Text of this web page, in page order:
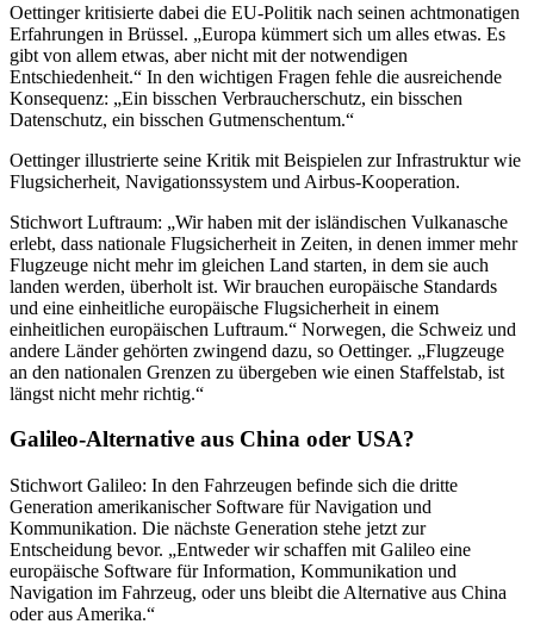
Oettinger kritisierte dabei die EU-Politik nach seinen achtmonatigen
Erfahrungen in Brüssel. „Europa kümmert sich um alles etwas. Es
gibt von allem etwas, aber nicht mit der notwendigen
Entschiedenheit.“ In den wichtigen Fragen fehle die ausreichende
Konsequenz: „Ein bisschen Verbraucherschutz, ein bisschen
Datenschutz, ein bisschen Gutmenschentum.“
Oettinger illustrierte seine Kritik mit Beispielen zur Infrastruktur wie
Flugsicherheit, Navigationssystem und Airbus-Kooperation.
Stichwort Luftraum: „Wir haben mit der isländischen Vulkanasche
erlebt, dass nationale Flugsicherheit in Zeiten, in denen immer mehr
Flugzeuge nicht mehr im gleichen Land starten, in dem sie auch
landen werden, überholt ist. Wir brauchen europäische Standards
und eine einheitliche europäische Flugsicherheit in einem
einheitlichen europäischen Luftraum.“ Norwegen, die Schweiz und
andere Länder gehörten zwingend dazu, so Oettinger. „Flugzeuge
an den nationalen Grenzen zu übergeben wie einen Staffelstab, ist
längst nicht mehr richtig.“
Galileo-Alternative aus China oder USA?
Stichwort Galileo: In den Fahrzeugen befinde sich die dritte
Generation amerikanischer Software für Navigation und
Kommunikation. Die nächste Generation stehe jetzt zur
Entscheidung bevor. „Entweder wir schaffen mit Galileo eine
europäische Software für Information, Kommunikation und
Navigation im Fahrzeug, oder uns bleibt die Alternative aus China
oder aus Amerika.“